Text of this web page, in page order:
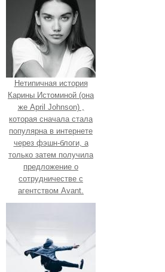
Нетипичная история
Карины Истоминой (она
же April Johnson) ,
которая сначала стала
популярна в интернете
через фэшн-блоги, а
только затем получила
предложение о
сотрудничестве с
агентством Avant.